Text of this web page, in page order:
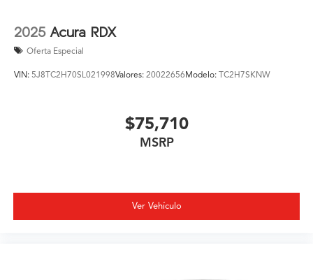
2025 Acura RDX
Oferta Especial
VIN: 5J8TC2H70SL021998Valores: 20022656Modelo: TC2H7SKNW
$75,710
MSRP
Ver Vehículo